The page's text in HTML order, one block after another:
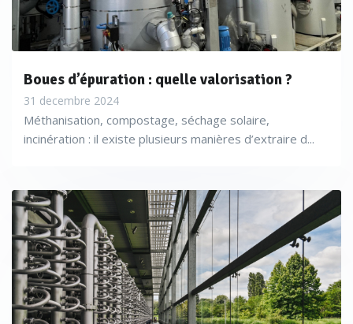
Boues d’épuration : quelle valorisation ?
31 decembre 2024
Méthanisation, compostage, séchage solaire,
incinération : il existe plusieurs manières d’extraire d...